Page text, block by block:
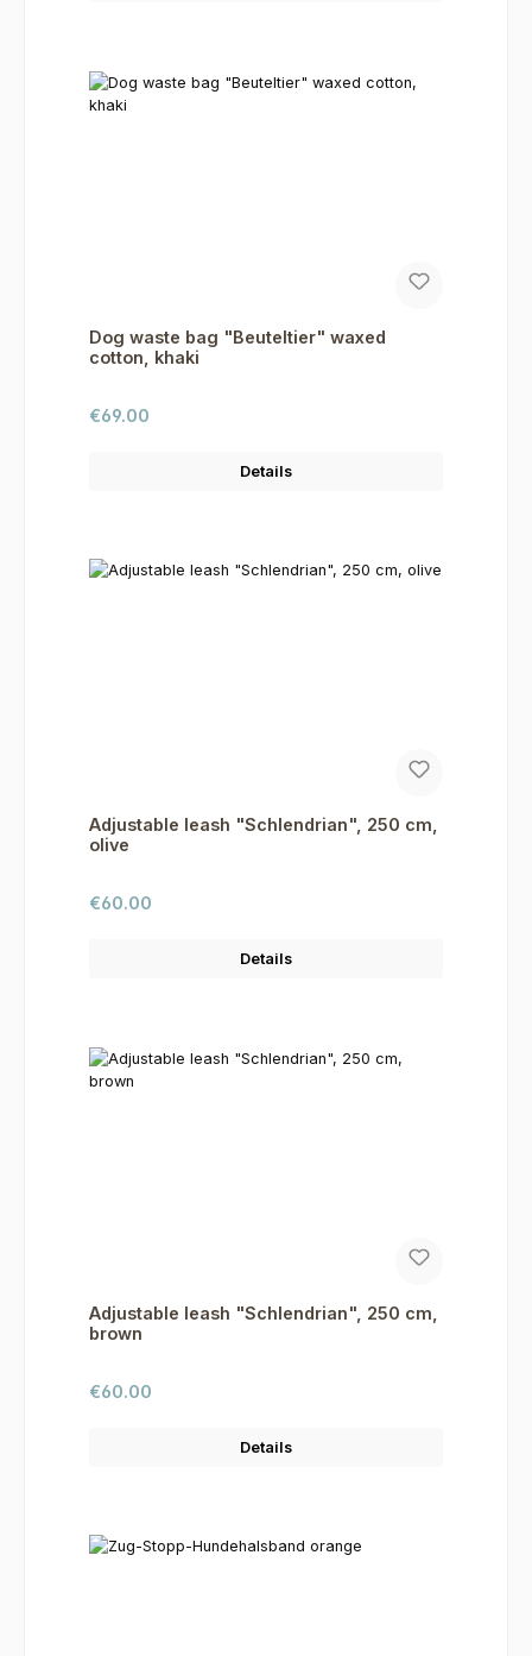
Dog waste bag "Beuteltier" waxed
cotton, khaki
Regular price:
€69.00
Details
Adjustable leash "Schlendrian", 250 cm,
olive
Regular price:
€60.00
Details
Adjustable leash "Schlendrian", 250 cm,
brown
Regular price:
€60.00
Details